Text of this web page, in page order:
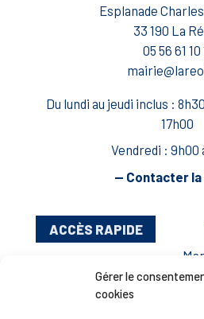
Gérer le
cookies
Esplanade
33 190 La
05 56 61 10
Du lundi au jeudi inclus :
17h00
Vendredi : 9h00
— Contacter la
ACCÈS RAPIDE